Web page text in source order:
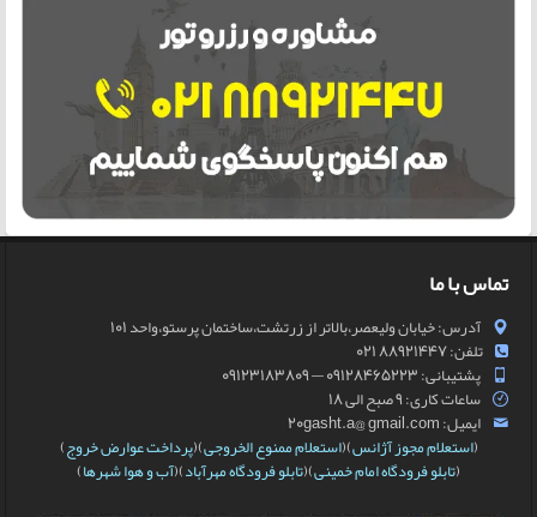
تماس با ما
آدرس: خیابان ولیعصر،بالاتر از زرتشت،ساختمان پرستو،واحد 101
تلفن: 88921447 021
پشتیبانی: 09128465223 — 09123183809
ساعات کاری: 9 صبح الی 18
ایمیل: 20gasht.a@ gmail.com
(استعلام مجوز آژانس)(استعلام ممنوع الخروجی)(پرداخت عوارض خروج)
(تابلو فرودگاه امام خمینی)(تابلو فرودگاه مهرآباد)(آب و هوا شهرها)